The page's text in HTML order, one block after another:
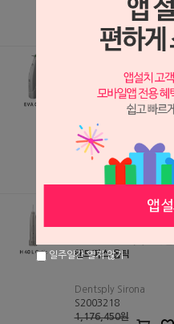
1,360,000원
T1 Line 교정 스트리핑용
콘트라 앵글 핸드피스
Dentsply Sirona
S2003220
1,176,450원
1,170,000원
핸드피스 옵틱
Dentsply Sirona
S2003218
1,176,450원
일주일간 열지 않기